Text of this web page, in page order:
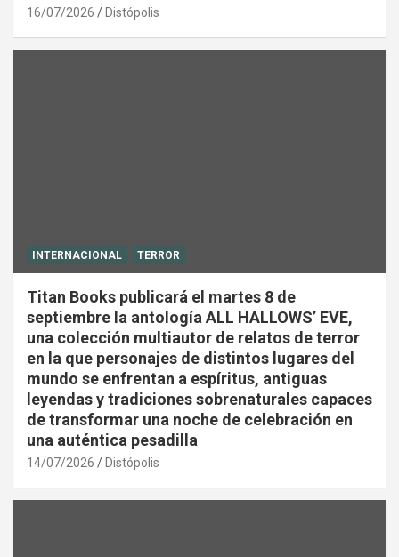
16/07/2026 Distópolis
INTERNACIONAL TERROR
Titan Books publicará el martes 8 de
septiembre la antología ALL HALLOWS’ EVE,
una colección multiautor de relatos de terror
en la que personajes de distintos lugares del
mundo se enfrentan a espíritus, antiguas
leyendas y tradiciones sobrenaturales capaces
de transformar una noche de celebración en
una auténtica pesadilla
14/07/2026 Distópolis